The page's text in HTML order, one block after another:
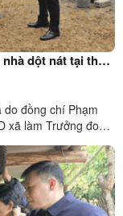
dột nát tại thôn
đồng chí Phạm
xã làm Trưởng đoàn
biệt khó khăn tại
...